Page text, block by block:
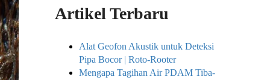
Artikel Terbaru
Alat Geofon Akustik untuk Deteksi
Pipa Bocor | Roto-Rooter
Mengapa Tagihan Air PDAM Tiba-